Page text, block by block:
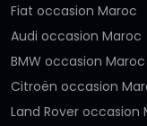
Fiat occasion Maroc
Audi occasion Maroc
BMW occasion Maroc
Citroën occasion
Land Rover occasion